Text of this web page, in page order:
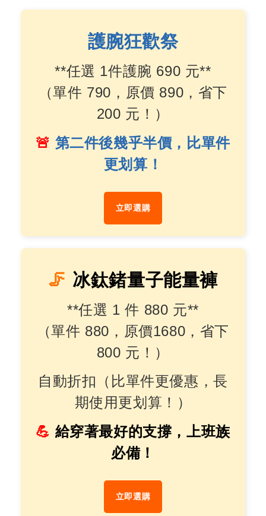
護腕狂歡祭
**任選 1件護腕 690 元**
（單件 790，原價 890，省下
200 元！）
🚨 第二件後幾乎半價，比單件
更划算！
立即選購
🦵 冰鈦鍺量子能量褲
**任選 1 件 880 元**
（單件 880，原價1680，省下
800 元！）
自動折扣（比單件更優惠，長
期使用更划算！）
💪 給穿著最好的支撐，上班族
必備！
立即選購